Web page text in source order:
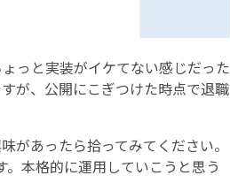
っと実装がイケてない感じだった
が、公開にこぎつけた時点で退職
があったら拾ってみてください。
本格的に運用していこうと思う